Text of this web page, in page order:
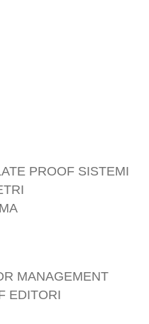
PROOF SISTEMI
MANAGEMENT
EDITORI